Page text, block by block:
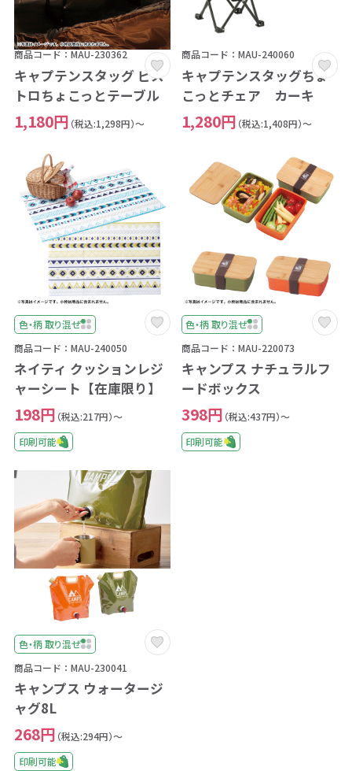
商品コード：MAU-230362
キャプテンスタッグ ビス
トロちょこっとテーブル
1,180円 （税込:1,298円）～
商品コード：MAU-240060
キャプテンスタッグちょ
こっとチェア カーキ
1,280円 （税込:1,408円）～
色・柄 取り混ぜ
商品コード：MAU-240050
ネイティ クッションレジ
ャーシート【在庫限り】
198円 （税込:217円）～
印刷可能
色・柄 取り混ぜ
商品コード：MAU-220073
キャンプス ナチュラルフ
ードボックス
398円 （税込:437円）～
印刷可能
色・柄 取り混ぜ
商品コード：MAU-230041
キャンプス ウォータージ
ャグ8L
268円 （税込:294円）～
印刷可能